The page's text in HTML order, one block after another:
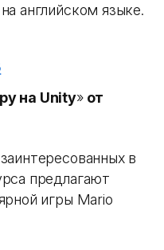
английском языке.
на Unity»от
в
предлагают
игры Mario